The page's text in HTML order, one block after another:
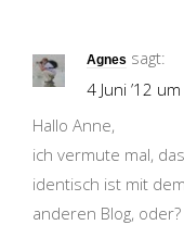
Agnes sagt:
4 Juni ’12
Hallo Anne,
ich vermute mal,
identisch ist mit
anderen Blog, oder?